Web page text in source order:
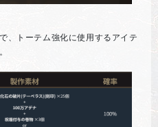
、トーテム強化に使用するアイテ